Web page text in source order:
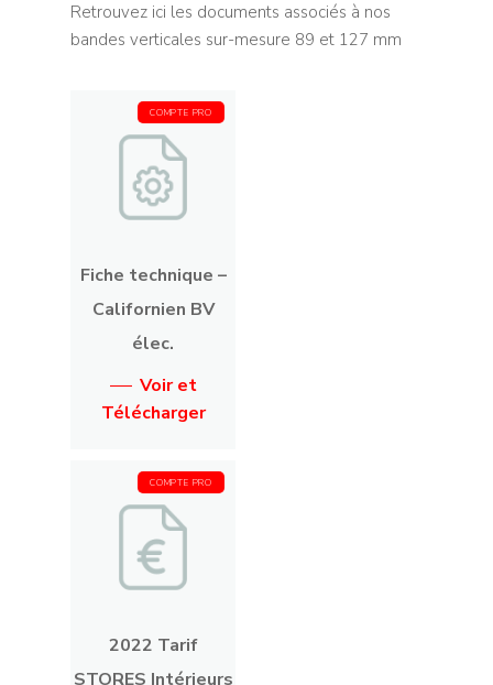
Retrouvez ici les documents associés à nos
bandes verticales sur-mesure 89 et 127 mm
COMPTE PRO
Fiche technique –
Californien BV
élec.
Voir et
Télécharger
COMPTE PRO
2022 Tarif
STORES Intérieurs